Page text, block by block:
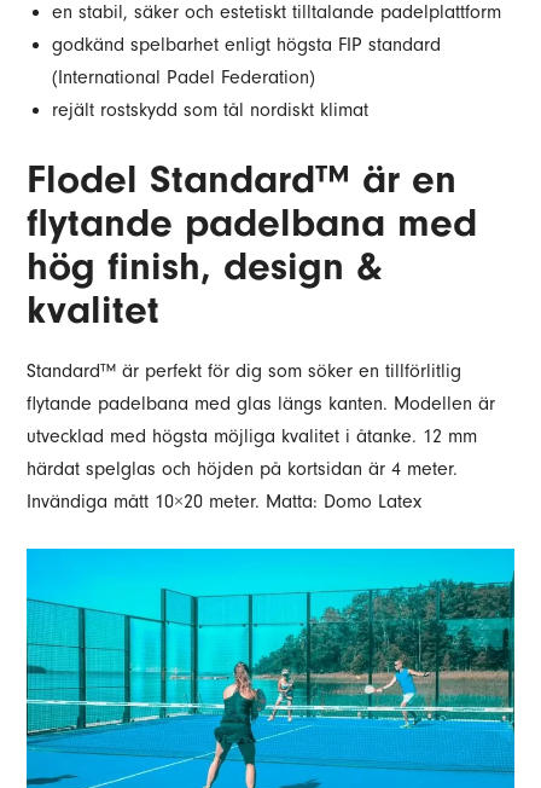
en stabil, säker och estetiskt tilltalande padelplattform
godkänd spelbarhet enligt högsta FIP standard
(International Padel Federation)
rejält rostskydd som tål nordiskt klimat
Flodel Standard™ är en
flytande padelbana med
hög finish, design &
kvalitet
Standard™ är perfekt för dig som söker en tillförlitlig
flytande padelbana med glas längs kanten. Modellen är
utvecklad med högsta möjliga kvalitet i åtanke. 12 mm
härdat spelglas och höjden på kortsidan är 4 meter.
Invändiga mått 10×20 meter. Matta: Domo Latex